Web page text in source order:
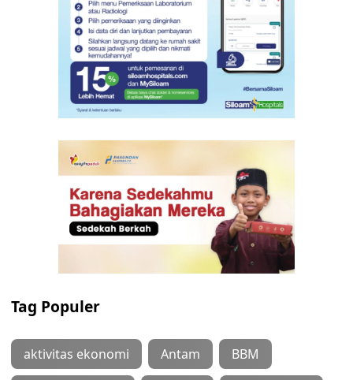
Tag Populer
aktivitas ekonomi Antam BBM